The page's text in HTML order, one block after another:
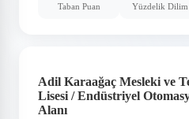
Taban Puan Yüzdelik Dilim
Adil Karaağaç Mesleki ve
Lisesi / Endüstriyel
Alanı